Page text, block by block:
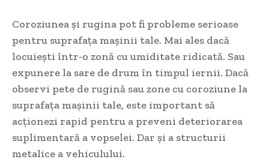
Coroziunea și rugina pot fi probleme serioase
pentru suprafața mașinii tale. Mai ales dacă
locuiești într-o zonă cu umiditate ridicată. Sau
expunere la sare de drum în timpul iernii. Dacă
observi pete de rugină sau zone cu coroziune la
suprafața mașinii tale, este important să
acționezi rapid pentru a preveni deteriorarea
suplimentară a vopselei. Dar și a structurii
metalice a vehiculului.